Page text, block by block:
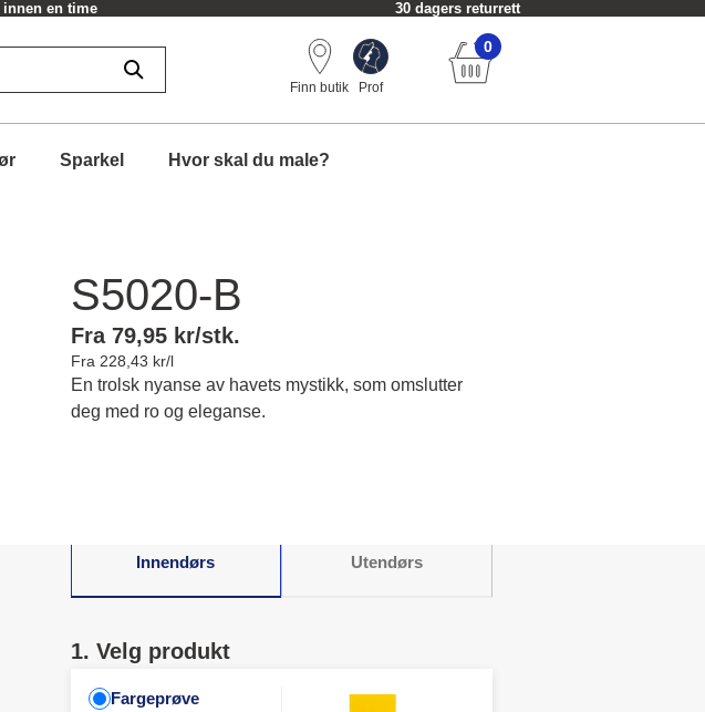
en time 30 dagers returrett
Finn butik Prof
0
Sparkel Hvor skal du male?
S5020-B
Fra 79,95 kr/stk.
Fra 228,43 kr/l
En trolsk nyanse av havets mystikk, som omslutter
deg med ro og eleganse.
Innendørs Utendørs
1. Velg produkt
Fargeprøve